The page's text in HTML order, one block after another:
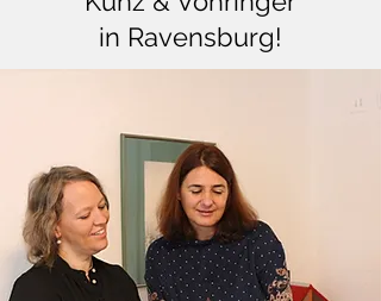
in Ravensburg!